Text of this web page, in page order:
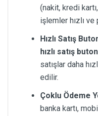
(nakit, kredi
işlemler hızlı
Hızlı Satış
hızlı satış
satışlar daha
edilir.
Çoklu Ödeme
banka kartı,